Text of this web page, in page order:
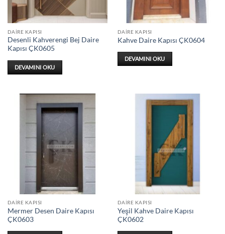
DAIRE KAPISI
Desenli Kahverengi Bej Daire
Kapısı ÇK0605
DEVAMINI OKU
DAIRE KAPISI
Kahve Daire Kapısı ÇK0604
DEVAMINI OKU
DAIRE KAPISI
Mermer Desen Daire Kapısı
ÇK0603
DAIRE KAPISI
Yeşil Kahve Daire Kapısı
ÇK0602